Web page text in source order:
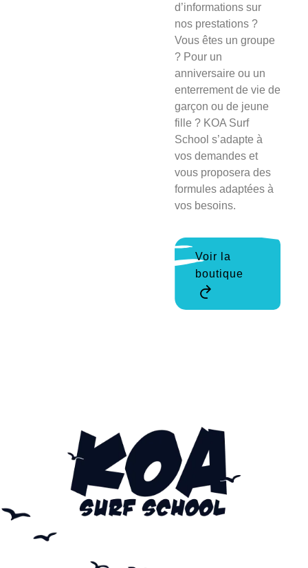
d’informations sur
nos prestations ?
Vous êtes un groupe
? Pour un
anniversaire ou un
enterrement de vie de
garçon ou de jeune
fille ? KOA Surf
School s’adapte à
vos demandes et
vous proposera des
formules adaptées à
vos besoins.
Voir la
boutique